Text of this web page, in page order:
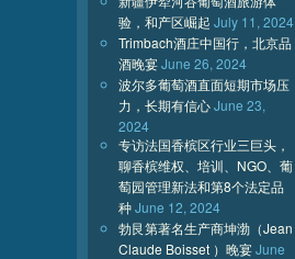
验，和产区崛起 July 11, 2024
Trimbach酒庄中国行，北京品
酒晚宴June 26, 2024
波尔多葡萄酒直面短期市场压
力，长期有信心June 23,
2024
专访法国香槟区行业三巨头，
聊香槟维权、培训、NGO、葡
萄园管理新法和第8个法定品
种June 12, 2024
勃艮第著名生产商坤渤（Jean
Claude Boisset ）晚宴June